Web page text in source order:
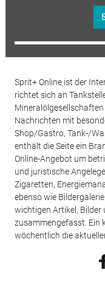
Sprit+ Online ist der
richtet sich an
Nachrichten mit
Shop/Gastro, Tank-/
enthält die Seite ein
Online-Angebot um
und juristische
Zigaretten,
ebenso wie
wichtigen Artikel, Bilder
zusammengefasst. Ein
wöchentlich die